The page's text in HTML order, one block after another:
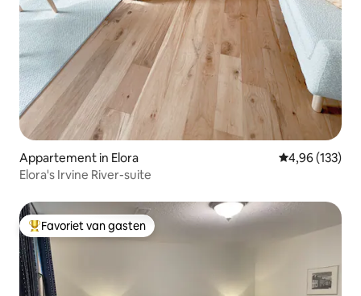
Appartement in Elora Gemiddelde
4,96 (133)
Elora's Irvine River-suite
Topfavoriet van gasten
Favoriet van gasten